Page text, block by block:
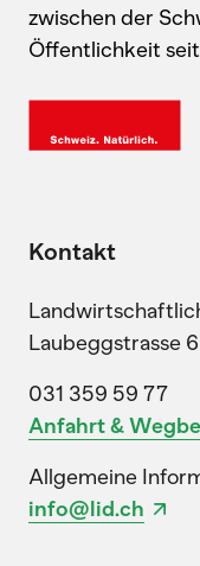
zwischen der
Öffentlichkeit
Kontakt
Laubeggstrasse
031 359 59 77
Anfahrt &
Allgemeine
info@lid.ch